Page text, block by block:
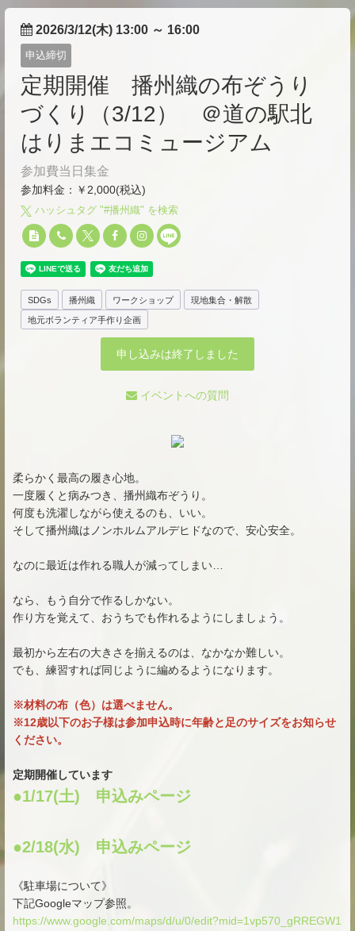
2026/3/12(木) 13:00 ～ 16:00
申込締切
定期開催 播州織の布ぞうり
づくり（3/12） ＠道の駅北
はりまエコミュージアム
参加費当日集金
参加料金：￥2,000(税込)
ハッシュタグ "#播州織" を検索
SDGs 播州織 ワークショップ 現地集合・解散
地元ボランティア手作り企画
申し込みは終了しました
イベントへの質問
柔らかく最高の履き心地。
一度履くと病みつき、播州織布ぞうり。
何度も洗濯しながら使えるのも、いい。
そして播州織はノンホルムアルデヒドなので、安心安全。
なのに最近は作れる職人が減ってしまい…
なら、もう自分で作るしかない。
作り方を覚えて、おうちでも作れるようにしましょう。
最初から左右の大きさを揃えるのは、なかなか難しい。
でも、練習すれば同じように編めるようになります。
※材料の布（色）は選べません。
※12歳以下のお子様は参加申込時に年齢と足のサイズをお知らせ
ください。
定期開催しています
●1/17(土) 申込みページ
●2/18(水) 申込みページ
《駐車場について》
下記Googleマップ参照。
https://www.google.com/maps/d/u/0/edit?mid=1vp570_gRREGW1